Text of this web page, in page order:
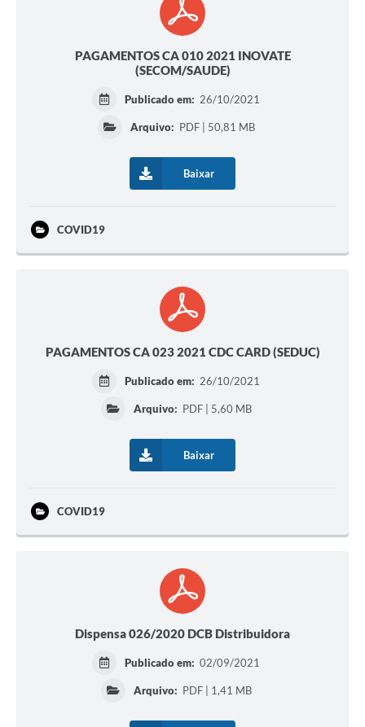
PAGAMENTOS CA 010 2021 INOVATE
(SECOM/SAUDE)
Publicado em: 26/10/2021
Arquivo: PDF | 50,81 MB
Baixar
COVID19
PAGAMENTOS CA 023 2021 CDC CARD (SEDUC)
Publicado em: 26/10/2021
Arquivo: PDF | 5,60 MB
Baixar
COVID19
Dispensa 026/2020 DCB Distribuidora
Publicado em: 02/09/2021
Arquivo: PDF | 1,41 MB